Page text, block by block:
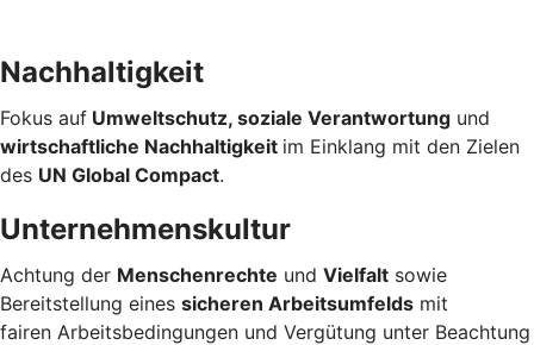
Nachhaltigkeit
Fokus auf Umweltschutz, soziale Verantwortung und
wirtschaftliche Nachhaltigkeit im Einklang mit den Zielen
des UN Global Compact.
Unternehmenskultur
Achtung der Menschenrechte und Vielfalt sowie
Bereitstellung eines sicheren Arbeitsumfelds mit
fairen Arbeitsbedingungen und Vergütung unter Beachtung